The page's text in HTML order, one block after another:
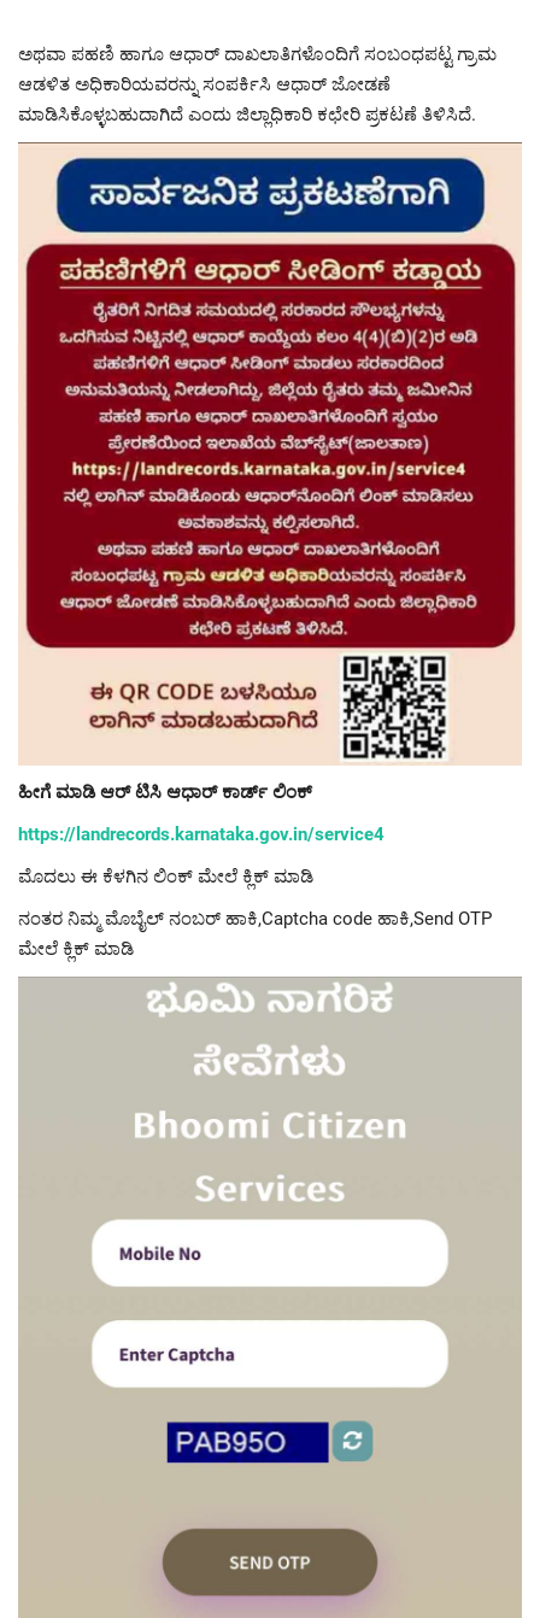
ಅಥವಾ ಪಹಣಿ ಹಾಗೂ ಆಧಾರ್ ದಾಖಲಾತಿಗಳೊಂದಿಗೆ ಸಂಬಂಧಪಟ್ಟ ಗ್ರಾಮ
ಆಡಳಿತ ಅಧಿಕಾರಿಯವರನ್ನು ಸಂಪರ್ಕಿಸಿ ಆಧಾರ್ ಜೋಡಣೆ
ಮಾಡಿಸಿಕೊಳ್ಳಬಹುದಾಗಿದೆ ಎಂದು ಜಿಲ್ಲಾಧಿಕಾರಿ ಕಛೇರಿ ಪ್ರಕಟಣೆ ತಿಳಿಸಿದೆ.
ಹೀಗೆ ಮಾಡಿ ಆರ್ ಟಿಸಿ ಆಧಾರ್ ಕಾರ್ಡ್ ಲಿಂಕ್
https://landrecords.karnataka.gov.in/service4
ಮೊದಲು ಈ ಕೆಳಗಿನ ಲಿಂಕ್ ಮೇಲೆ ಕ್ಲಿಕ್ ಮಾಡಿ
ನಂತರ ನಿಮ್ಮ ಮೊಬೈಲ್ ನಂಬರ್ ಹಾಕಿ,Captcha code ಹಾಕಿ,Send OTP
ಮೇಲೆ ಕ್ಲಿಕ್ ಮಾಡಿ